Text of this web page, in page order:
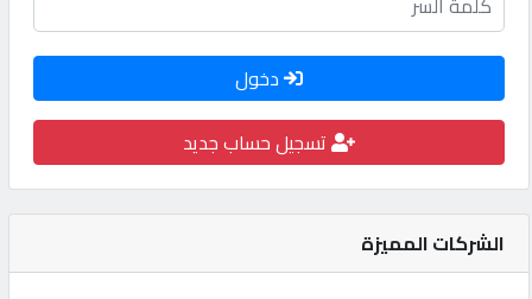
ماركت
الدليل
القطري
POWERED
QHOST
دخول
تسجيل حساب جديد
الشركات المميزة